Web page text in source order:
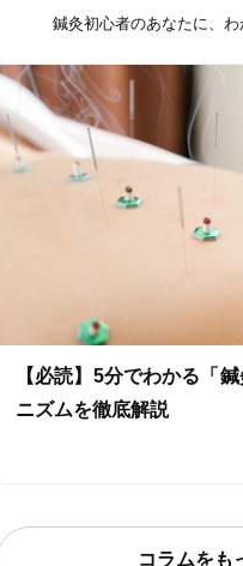
バリアフリー
女性限定
使い捨て鍼使用
「健康にはりを見た」
鍼灸初心者のあなたに、
【必読】5分でわかる「
ニズムを徹底解説
コラムをも